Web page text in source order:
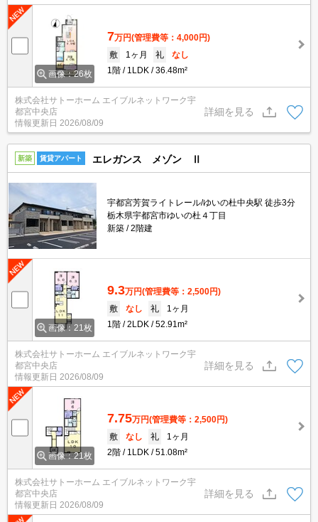
画像：26枚
7万円(管理費等：4,000円)
敷
1ヶ月 礼
なし
1階
1LDK 36.48m²
株式会社サトーホーム エイブルネットワーク宇
都宮中央店
情報更新日 2026/08/09
詳細を見る
新築 賃貸アパート エレガンス メゾン Ⅱ
宇都宮芳賀ライトレール/ゆいの杜中央駅 徒歩3分
栃木県宇都宮市ゆいの杜４丁目
新築
2階建
画像：21枚
9.3万円(管理費等：2,500円)
敷
なし 礼
1ヶ月
1階
2LDK 52.91m²
株式会社サトーホーム エイブルネットワーク宇
都宮中央店
情報更新日 2026/08/09
詳細を見る
画像：21枚
7.75万円(管理費等：2,500円)
敷
なし 礼
1ヶ月
2階
1LDK 51.08m²
株式会社サトーホーム エイブルネットワーク宇
都宮中央店
情報更新日 2026/08/09
詳細を見る